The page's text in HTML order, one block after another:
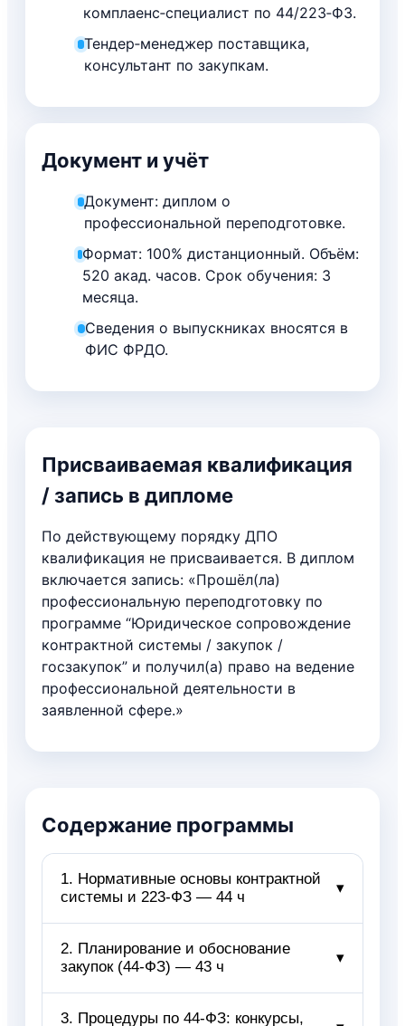
комплаенс‑специалист по 44/223‑ФЗ.
Тендер‑менеджер поставщика,
консультант по закупкам.
Документ и учёт
Документ: диплом о
профессиональной переподготовке.
Формат: 100% дистанционный. Объём:
520 акад. часов. Срок обучения: 3
месяца.
Сведения о выпускниках вносятся в
ФИС ФРДО.
Присваиваемая квалификация
/ запись в дипломе
По действующему порядку ДПО
квалификация не присваивается. В диплом
включается запись: «Прошёл(ла)
профессиональную переподготовку по
программе “Юридическое сопровождение
контрактной системы / закупок /
госзакупок” и получил(а) право на ведение
профессиональной деятельности в
заявленной сфере.»
Содержание программы
1. Нормативные основы контрактной
системы и 223‑ФЗ — 44 ч
▾
1.1. Источники: 44‑ФЗ, 223‑ФЗ,
БК, ГК, КоАП, подзаконные акты
1.2. Принципы закупок и
судебные ориентиры
2. Планирование и обоснование
закупок (44‑ФЗ) — 43 ч
▾
2.1. План‑график и увязка с БК/
3. Процедуры по 44‑ФЗ: конкурсы,